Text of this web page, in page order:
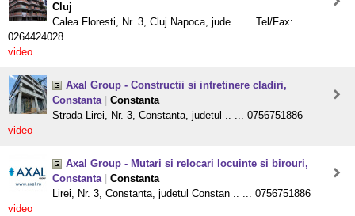
Cluj
Calea Floresti, Nr. 3, Cluj Napoca, jude .. ... Tel/Fax:
0264424028
video
Axal Group - Constructii si intretinere cladiri,
Constanta
Constanta
Strada Lirei, Nr. 3, Constanta, judetul .. ... 0756751886
video
Axal Group - Mutari si relocari locuinte si birouri,
Constanta
Constanta
Lirei, Nr. 3, Constanta, judetul Constan .. ... 0756751886
video